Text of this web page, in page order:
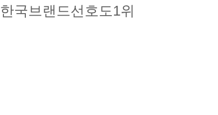
한국브랜드선호도1위